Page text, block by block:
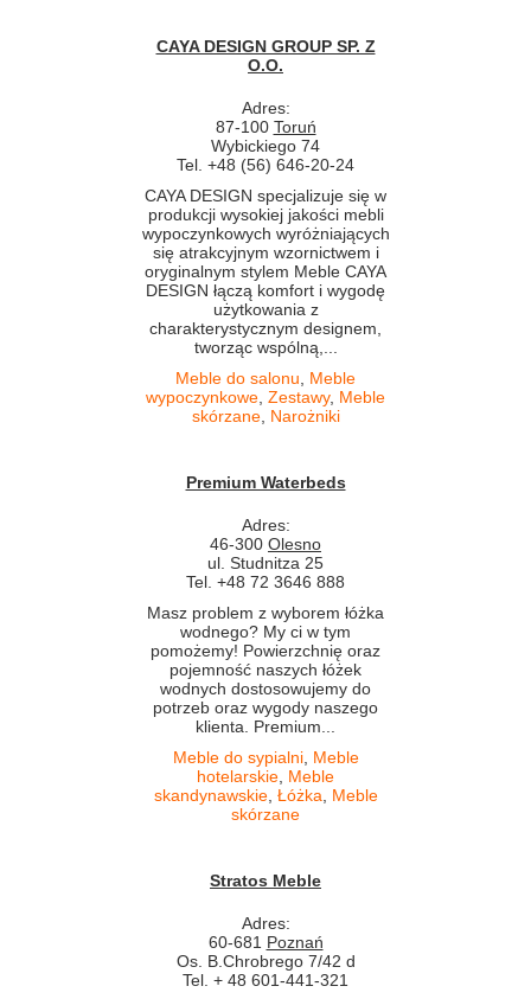
CAYA DESIGN GROUP SP. Z
O.O.
Adres:
87-100 Toruń
Wybickiego 74
Tel. +48 (56) 646-20-24
CAYA DESIGN specjalizuje się w
produkcji wysokiej jakości mebli
wypoczynkowych wyróżniających
się atrakcyjnym wzornictwem i
oryginalnym stylem Meble CAYA
DESIGN łączą komfort i wygodę
użytkowania z
charakterystycznym designem,
tworząc wspólną,...
Meble do salonu
Meble
wypoczynkowe Zestawy, Meble
skórzane, Narożniki
Premium Waterbeds
Adres:
46-300 Olesno
ul. Studnitza 25
Tel. +48 72 3646 888
Masz problem z wyborem łóżka
wodnego? My ci w tym
pomożemy! Powierzchnię oraz
pojemność naszych łóżek
wodnych dostosowujemy do
potrzeb oraz wygody naszego
klienta. Premium...
Meble do sypialni, Meble
hotelarskie Meble
skandynawskie, Łóżka
Meble
skórzane
Stratos Meble
Adres:
60-681 Poznań
Os. B.Chrobrego 7/42 d
Tel. + 48 601-441-321